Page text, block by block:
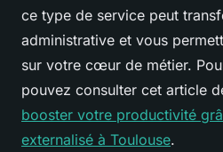
ce type de service peut
administrative et vous
sur votre cœur de métier.
pouvez consulter cet article
booster votre productivité
externalisé à Toulouse.